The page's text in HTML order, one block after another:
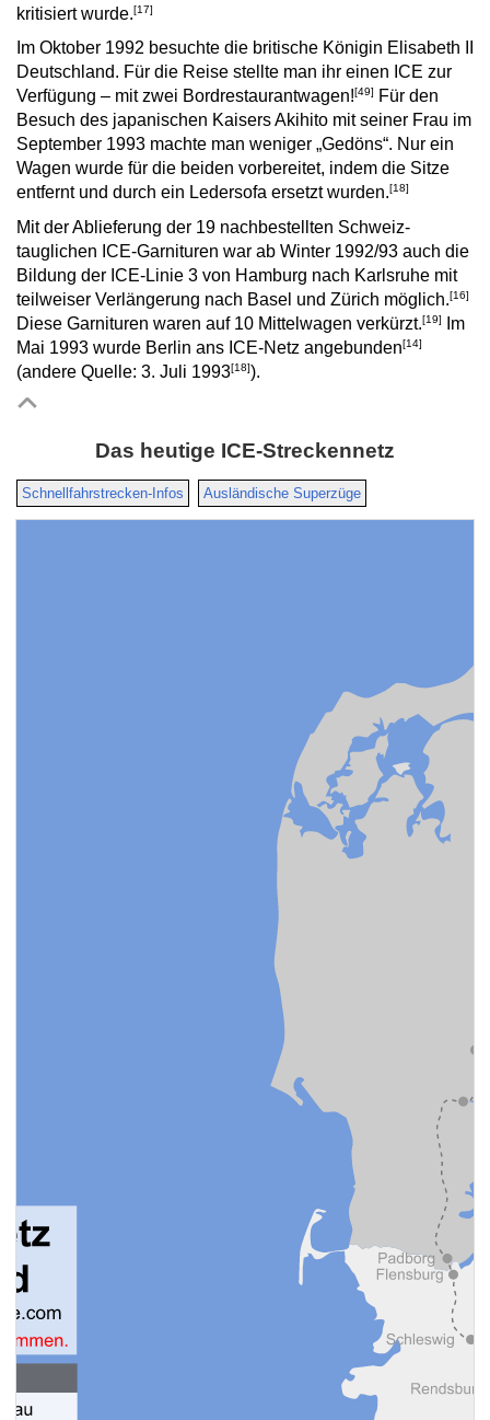
kritisiert wurde.[17]
Im Oktober 1992 besuchte die britische Königin Elisabeth II
Deutschland. Für die Reise stellte man ihr einen ICE zur
Verfügung – mit zwei Bordrestaurantwagen![49]
Für den
Besuch des japanischen Kaisers Akihito mit seiner Frau im
September 1993 machte man weniger „Gedöns“. Nur ein
Wagen wurde für die beiden vorbereitet, indem die Sitze
entfernt und durch ein Ledersofa ersetzt wurden.[18]
Mit der Ablieferung der 19 nachbestellten Schweiz-
tauglichen ICE-Garnituren war ab Winter 1992/93 auch die
Bildung der ICE-Linie 3 von Hamburg nach Karlsruhe mit
teilweiser Verlängerung nach Basel und Zürich möglich.[16]
Diese Garnituren waren auf 10 Mittelwagen verkürzt.[19]
Im
Mai 1993 wurde Berlin ans ICE-Netz angebunden[14]
(andere Quelle: 3. Juli 1993[18]).
Das heutige ICE-Streckennetz